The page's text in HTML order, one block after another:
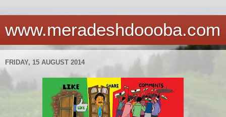
www.meradeshdoooba.com
FRIDAY, 15 AUGUST 2014